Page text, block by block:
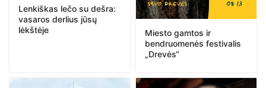
Lenkiškas lečo su dešra:
vasaros derlius jūsų
lėkštėje
Miesto gamtos ir
bendruomenės festivalis
„Drevės“